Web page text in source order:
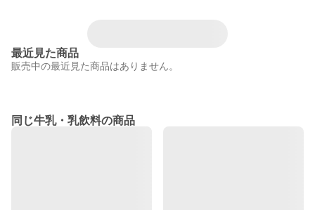
最近見た商品
販売中の最近見た商品はありません。
同じ牛乳・乳飲料の商品